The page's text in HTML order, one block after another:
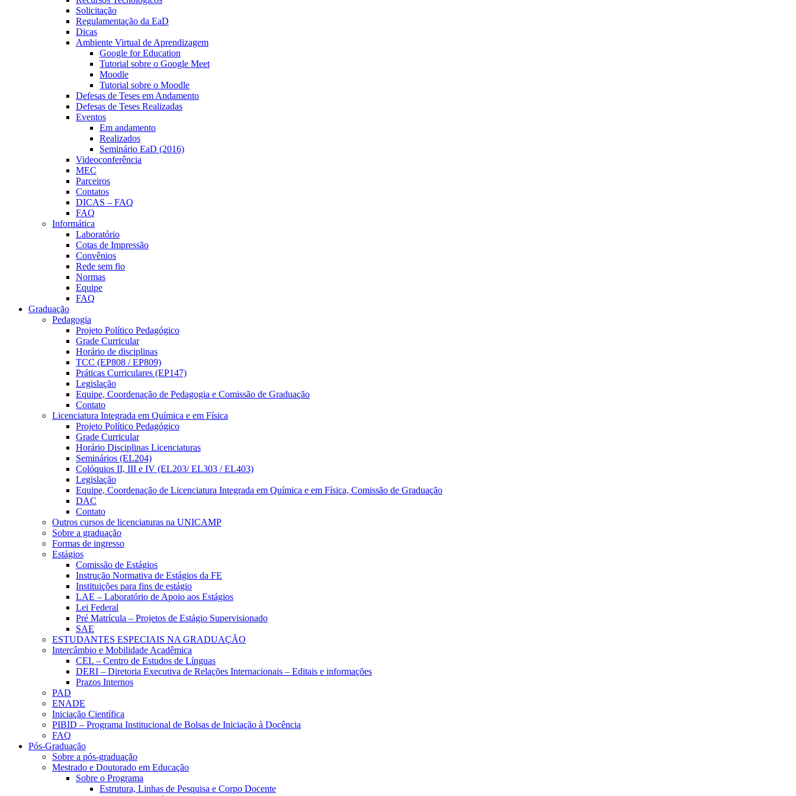
Solicitação
Regulamentação da EaD
Dicas
Ambiente Virtual de Aprendizagem
Google for Education
Tutorial sobre o Google Meet
Moodle
Tutorial sobre o Moodle
Defesas de Teses em Andamento
Defesas de Teses Realizadas
Eventos
Em andamento
Realizados
Seminário EaD (2016)
Videoconferência
MEC
Parceiros
Contatos
DICAS – FAQ
FAQ
Informática
Laboratório
Cotas de Impressão
Convênios
Rede sem fio
Normas
Equipe
FAQ
Graduação
Pedagogia
Projeto Político Pedagógico
Grade Curricular
Horário de disciplinas
TCC (EP808 / EP809)
Práticas Curriculares (EP147)
Legislação
Equipe, Coordenação de Pedagogia e Comissão de Graduação
Contato
Licenciatura Integrada em Química e em Física
Projeto Político Pedagógico
Grade Curricular
Horário Disciplinas Licenciaturas
Seminários (EL204)
Colóquios II, III e IV (EL203/ EL303 / EL403)
Legislação
Equipe, Coordenação de Licenciatura Integrada em Química e em Física, Comissão de Graduação
DAC
Contato
Outros cursos de licenciaturas na UNICAMP
Sobre a graduação
Formas de ingresso
Estágios
Comissão de Estágios
Instrução Normativa de Estágios da FE
Instituições para fins de estágio
LAE – Laboratório de Apoio aos Estágios
Lei Federal
Pré Matrícula – Projetos de Estágio Supervisionado
SAE
ESTUDANTES ESPECIAIS NA GRADUAÇÃO
Intercâmbio e Mobilidade Acadêmica
CEL – Centro de Estudos de Línguas
DERI – Diretoria Executiva de Relações Internacionais – Editais e informações
Prazos Internos
PAD
ENADE
Iniciação Científica
PIBID – Programa Institucional de Bolsas de Iniciação à Docência
FAQ
Pós-Graduação
Sobre a pós-graduação
Mestrado e Doutorado em Educação
Sobre o Programa
Estrutura, Linhas de Pesquisa e Corpo Docente